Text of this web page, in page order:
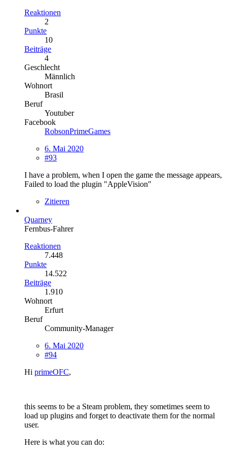
Reaktionen
2
Punkte
10
Beiträge
4
Geschlecht
Männlich
Wohnort
Brasil
Beruf
Youtuber
Facebook
RobsonPrimeGames
6. Mai 2020
#93
I have a problem, when I open the game the message appears,
Failed to load the plugin "AppleVision"
Zitieren
Quarney
Fernbus-Fahrer
Reaktionen
7.448
Punkte
14.522
Beiträge
1.910
Wohnort
Erfurt
Beruf
Community-Manager
6. Mai 2020
#94
Hi primeOFC,
this seems to be a Steam problem, they sometimes seem to
load up plugins and forget to deactivate them for the normal
user.
Here is what you can do: